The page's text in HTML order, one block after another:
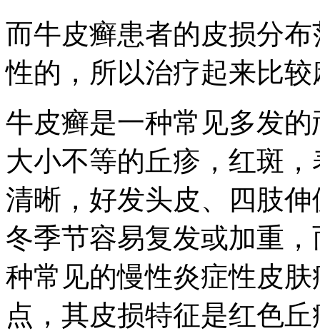
而牛皮癣患者的皮损分
性的，所以治疗起来比
牛皮癣是一种常见多发
大小不等的丘疹，红斑
清晰，好发头皮、四肢
冬季节容易复发或加重
种常见的慢性炎症性皮
点，其皮损特征是红色